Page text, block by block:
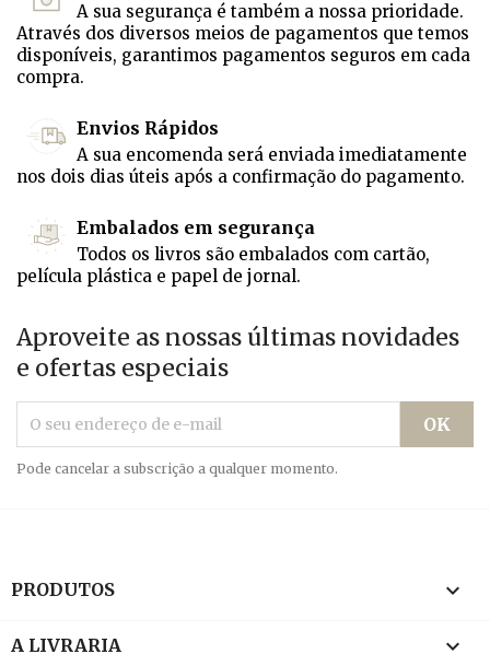
A sua segurança é também a nossa prioridade.
Através dos diversos meios de pagamentos que temos
disponíveis, garantimos pagamentos seguros em cada
compra.
Envios Rápidos
A sua encomenda será enviada imediatamente
nos dois dias úteis após a confirmação do pagamento.
Embalados em segurança
Todos os livros são embalados com cartão,
película plástica e papel de jornal.
Aproveite as nossas últimas novidades
e ofertas especiais
Pode cancelar a subscrição a qualquer momento.
PRODUTOS 
A LIVRARIA 